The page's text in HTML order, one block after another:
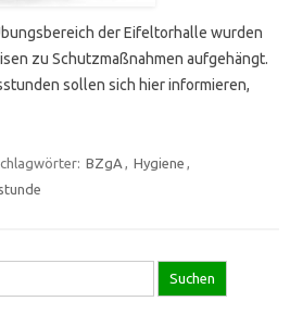
der Eifeltorhalle wurden
zu Schutzmaßnahmen aufgehängt.
sollen sich hier informieren,
BZgA , Hygiene ,